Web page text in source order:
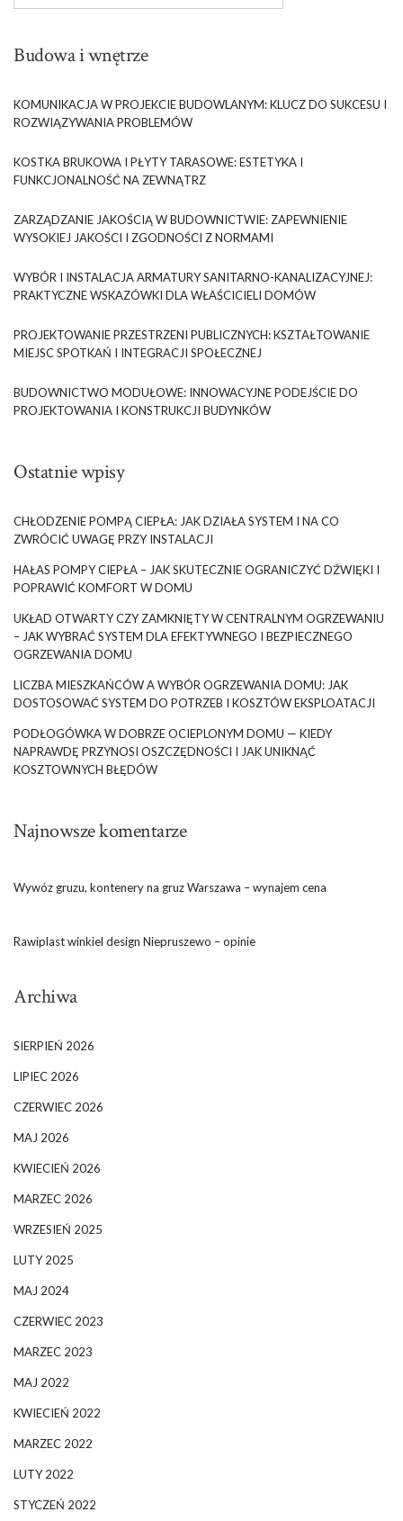
Budowa i wnętrze
KOMUNIKACJA W PROJEKCIE BUDOWLANYM: KLUCZ DO SUKCESU I
ROZWIĄZYWANIA PROBLEMÓW
KOSTKA BRUKOWA I PŁYTY TARASOWE: ESTETYKA I
FUNKCJONALNOŚĆ NA ZEWNĄTRZ
ZARZĄDZANIE JAKOŚCIĄ W BUDOWNICTWIE: ZAPEWNIENIE
WYSOKIEJ JAKOŚCI I ZGODNOŚCI Z NORMAMI
WYBÓR I INSTALACJA ARMATURY SANITARNO-KANALIZACYJNEJ:
PRAKTYCZNE WSKAZÓWKI DLA WŁAŚCICIELI DOMÓW
PROJEKTOWANIE PRZESTRZENI PUBLICZNYCH: KSZTAŁTOWANIE
MIEJSC SPOTKAŃ I INTEGRACJI SPOŁECZNEJ
BUDOWNICTWO MODUŁOWE: INNOWACYJNE PODEJŚCIE DO
PROJEKTOWANIA I KONSTRUKCJI BUDYNKÓW
Ostatnie wpisy
CHŁODZENIE POMPĄ CIEPŁA: JAK DZIAŁA SYSTEM I NA CO
ZWRÓCIĆ UWAGĘ PRZY INSTALACJI
HAŁAS POMPY CIEPŁA – JAK SKUTECZNIE OGRANICZYĆ DŹWIĘKI I
POPRAWIĆ KOMFORT W DOMU
UKŁAD OTWARTY CZY ZAMKNIĘTY W CENTRALNYM OGRZEWANIU
– JAK WYBRAĆ SYSTEM DLA EFEKTYWNEGO I BEZPIECZNEGO
OGRZEWANIA DOMU
LICZBA MIESZKAŃCÓW A WYBÓR OGRZEWANIA DOMU: JAK
DOSTOSOWAĆ SYSTEM DO POTRZEB I KOSZTÓW EKSPLOATACJI
PODŁOGÓWKA W DOBRZE OCIEPLONYM DOMU — KIEDY
NAPRAWDĘ PRZYNOSI OSZCZĘDNOŚCI I JAK UNIKNĄĆ
KOSZTOWNYCH BŁĘDÓW
Najnowsze komentarze
Wywóz gruzu, kontenery na gruz Warszawa – wynajem cena
Rawiplast winkiel design Niepruszewo – opinie
Archiwa
SIERPIEŃ 2026
LIPIEC 2026
CZERWIEC 2026
MAJ 2026
KWIECIEŃ 2026
MARZEC 2026
WRZESIEŃ 2025
LUTY 2025
MAJ 2024
CZERWIEC 2023
MARZEC 2023
MAJ 2022
KWIECIEŃ 2022
MARZEC 2022
LUTY 2022
STYCZEŃ 2022